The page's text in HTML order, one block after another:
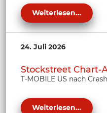
Weiterlesen...
24. Juli 2026
Stockstreet Chart-
T-MOBILE US nach
Weiterlesen...